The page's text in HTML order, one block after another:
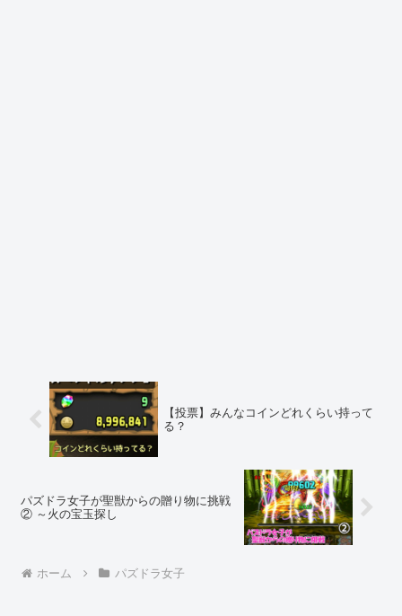
【投票】みんなコインどれくらい持って
る？
パズドラ女子が聖獣からの贈り物に挑戦
② ～火の宝玉探し
ホーム パズドラ女子